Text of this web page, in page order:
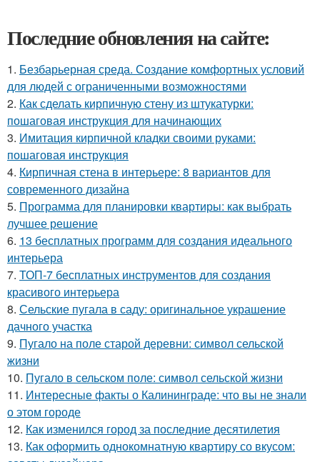
Последние обновления на сайте:
1. Безбарьерная среда. Создание комфортных условий
для людей с ограниченными возможностями
2. Как сделать кирпичную стену из штукатурки:
пошаговая инструкция для начинающих
3. Имитация кирпичной кладки своими руками:
пошаговая инструкция
4. Кирпичная стена в интерьере: 8 вариантов для
современного дизайна
5. Программа для планировки квартиры: как выбрать
лучшее решение
6. 13 бесплатных программ для создания идеального
интерьера
7. ТОП-7 бесплатных инструментов для создания
красивого интерьера
8. Сельские пугала в саду: оригинальное украшение
дачного участка
9. Пугало на поле старой деревни: символ сельской
жизни
10. Пугало в сельском поле: символ сельской жизни
11. Интересные факты о Калининграде: что вы не знали
о этом городе
12. Как изменился город за последние десятилетия
13. Как оформить однокомнатную квартиру со вкусом: